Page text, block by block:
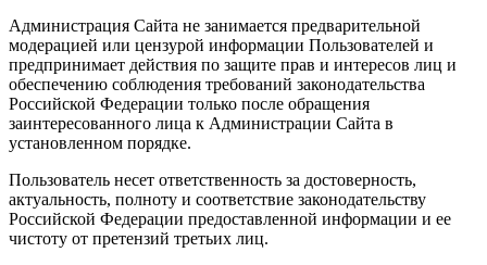
Администрация Сайта не занимается предварительной
модерацией или цензурой информации Пользователей и
предпринимает действия по защите прав и интересов лиц и
обеспечению соблюдения требований законодательства
Российской Федерации только после обращения
заинтересованного лица к Администрации Сайта в
установленном порядке.
Пользователь несет ответственность за достоверность,
актуальность, полноту и соответствие законодательству
Российской Федерации предоставленной информации и ее
чистоту от претензий третьих лиц.